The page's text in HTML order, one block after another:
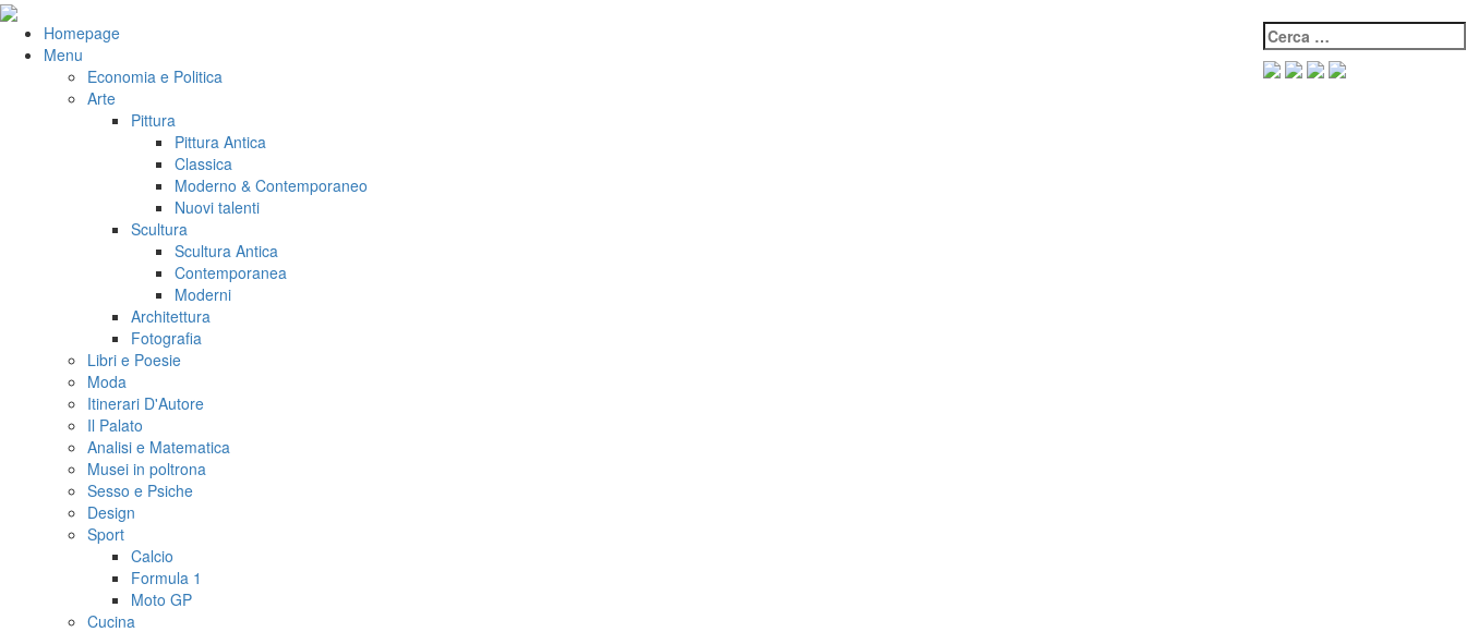
Salta
contenuto
VeniVidiVici Cerca:
Homepage
Menu
Economia e Politica
Arte
Pittura
Pittura Antica
Classica
Moderno & Contemporaneo
Nuovi talenti
Scultura
Scultura Antica
Contemporanea
Moderni
Architettura
Fotografia
Libri e Poesie
Moda
Itinerari D'Autore
Il Palato
Analisi e Matematica
Musei in poltrona
Sesso e Psiche
Design
Sport
Calcio
Formula 1
Moto GP
Cucina